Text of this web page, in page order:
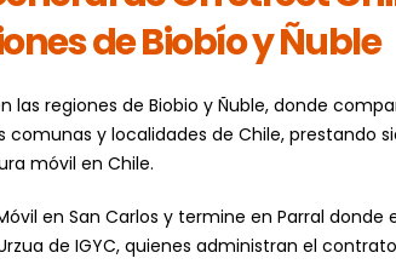
de Biobío y Ñuble
regiones de Biobio y Ñuble, donde
y localidades de Chile, prestando
móvil en Chile.
en San Carlos y termine en Parral
de IGYC, quienes administran el